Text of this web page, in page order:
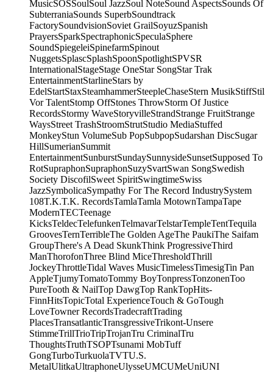
MusicSOSSoulSoul JazzSoul NoteSound AspectsSounds Of
SubterraniaSounds SuperbSoundtrack
FactorySoundvisionSoviet GrailSoyuzSpanish
PrayersSparkSpectraphonicSpeculaSphere
SoundSpiegeleiSpinefarmSpinout
NuggetsSplascSplashSpoonSpotlightSPVSR
InternationalStageStage OneStar SongStar Trak
EntertainmentStarlineStars by
EdelStartStaxSteamhammerSteepleChaseStern MusikStiffStil
Vor TalentStomp OffStones ThrowStorm Of Justice
RecordsStormy WaveStoryvilleStrandStrange FruitStrange
WaysStreet TrashStroomStrutStudio MediaStuffed
MonkeyStun VolumeSub PopSubpopSudarshan DiscSugar
HillSumerianSummit
EntertainmentSunburstSundaySunnysideSunsetSupposed To
RotSupraphonSupraphonSuzySvartSwan SongSwedish
Society DiscofilSweet SpiritSwingtimeSwiss
JazzSymbolicaSympathy For The Record IndustrySystem
108T.K.T.K. RecordsTamlaTamla MotownTampaTape
ModernTECTeenage
KicksTeldecTelefunkenTelmavarTelstarTempleTentTequila
GroovesTernTerribleThe Golden AgeThe PaukiThe Saifam
GroupThere's A Dead SkunkThink ProgressiveThird
ManThorofonThree Blind MiceThresholdThrill
JockeyThrottleTidal Waves MusicTimelessTimesigTin Pan
AppleTjumyTomatoTommy BoyTonpressTonzonenToo
PureTooth & NailTop DawgTop RankTopHits-
FinnHitsTopicTotal ExperienceTouch & GoTough
LoveTowner RecordsTradecraftTrading
PlacesTransatlanticTransgressiveTrikont-Unsere
StimmeTrillTrioTripTrojanTru CriminalTru
ThoughtsTruthTSOPTsunami MobTuff
GongTurboTurkuolaTVTU.S.
MetalUlitkaUltraphoneUlysseUMCUMeUniUNI